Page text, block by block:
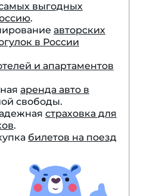
выгодных
.
авторских
в России
и апартаментов
аренда авто в
свободы.
страховка для
.
билетов на поезд